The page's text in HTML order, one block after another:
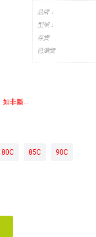
品牌：
型號：
存貨
已瀏覽
非斷...
80C 85C 90C